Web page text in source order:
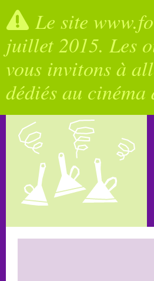
Le site
juillet 2015. Les
vous invitons à
dédiés au cinéma